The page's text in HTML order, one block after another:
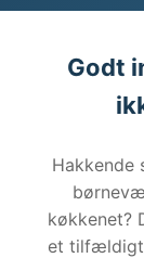
Godt
Hakkende
køkkenet?
et tilfældigt